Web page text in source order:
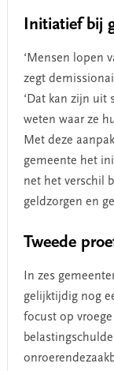
Initiatief bij
‘Mensen lopen
zegt
‘Dat kan zijn uit
weten waar ze
Met deze
gemeente het
net het verschil
geldzorgen en
Tweede
In zes
gelijktijdig nog
focust op